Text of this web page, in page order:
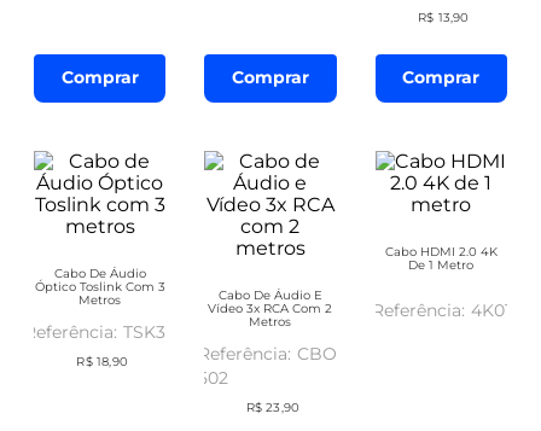
Comprar Comprar
R$ 13,90
Comprar
Cabo De Áudio
Óptico Toslink Com 3
Metros
TSK30
R$ 18,90
Cabo De Áudio E
Vídeo 3x RCA Com 2
Metros
CBO-
502
R$ 23,90
Cabo HDMI 2.0 4K
De 1 Metro
4K01